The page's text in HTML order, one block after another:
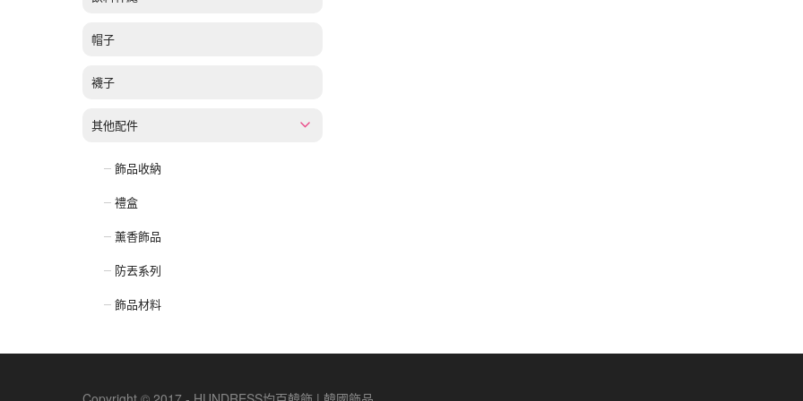
帽子
襪子
其他配件
飾品收納
禮盒
薰香飾品
防丟系列
飾品材料